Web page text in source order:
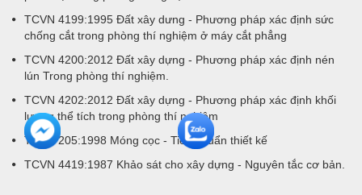
TCVN 4199:1995 Đất xây dưng - Phương pháp xác định sức
chống cắt trong phòng thí nghiệm ở máy cắt phẳng
TCVN 4200:2012 Đất xây dựng - Phương pháp xác định nén
lún Trong phòng thí nghiệm.
TCVN 4202:2012 Đất xây dựng - Phương pháp xác định khối
lượng thể tích trong phòng thí nghiệm
TCXD 205:1998 Móng cọc - Tiêu chuẩn thiết kế
TCVN 4419:1987 Khảo sát cho xây dựng - Nguyên tắc cơ bản.